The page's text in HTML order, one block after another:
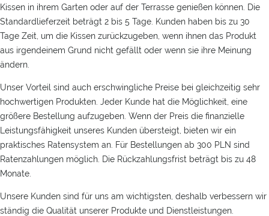
Kissen in ihrem Garten oder auf der Terrasse genießen können. Die
Standardlieferzeit beträgt 2 bis 5 Tage. Kunden haben bis zu 30
Tage Zeit, um die Kissen zurückzugeben, wenn ihnen das Produkt
aus irgendeinem Grund nicht gefällt oder wenn sie ihre Meinung
ändern.
Unser Vorteil sind auch erschwingliche Preise bei gleichzeitig sehr
hochwertigen Produkten. Jeder Kunde hat die Möglichkeit, eine
größere Bestellung aufzugeben. Wenn der Preis die finanzielle
Leistungsfähigkeit unseres Kunden übersteigt, bieten wir ein
praktisches Ratensystem an. Für Bestellungen ab 300 PLN sind
Ratenzahlungen möglich. Die Rückzahlungsfrist beträgt bis zu 48
Monate.
Unsere Kunden sind für uns am wichtigsten, deshalb verbessern wir
ständig die Qualität unserer Produkte und Dienstleistungen.